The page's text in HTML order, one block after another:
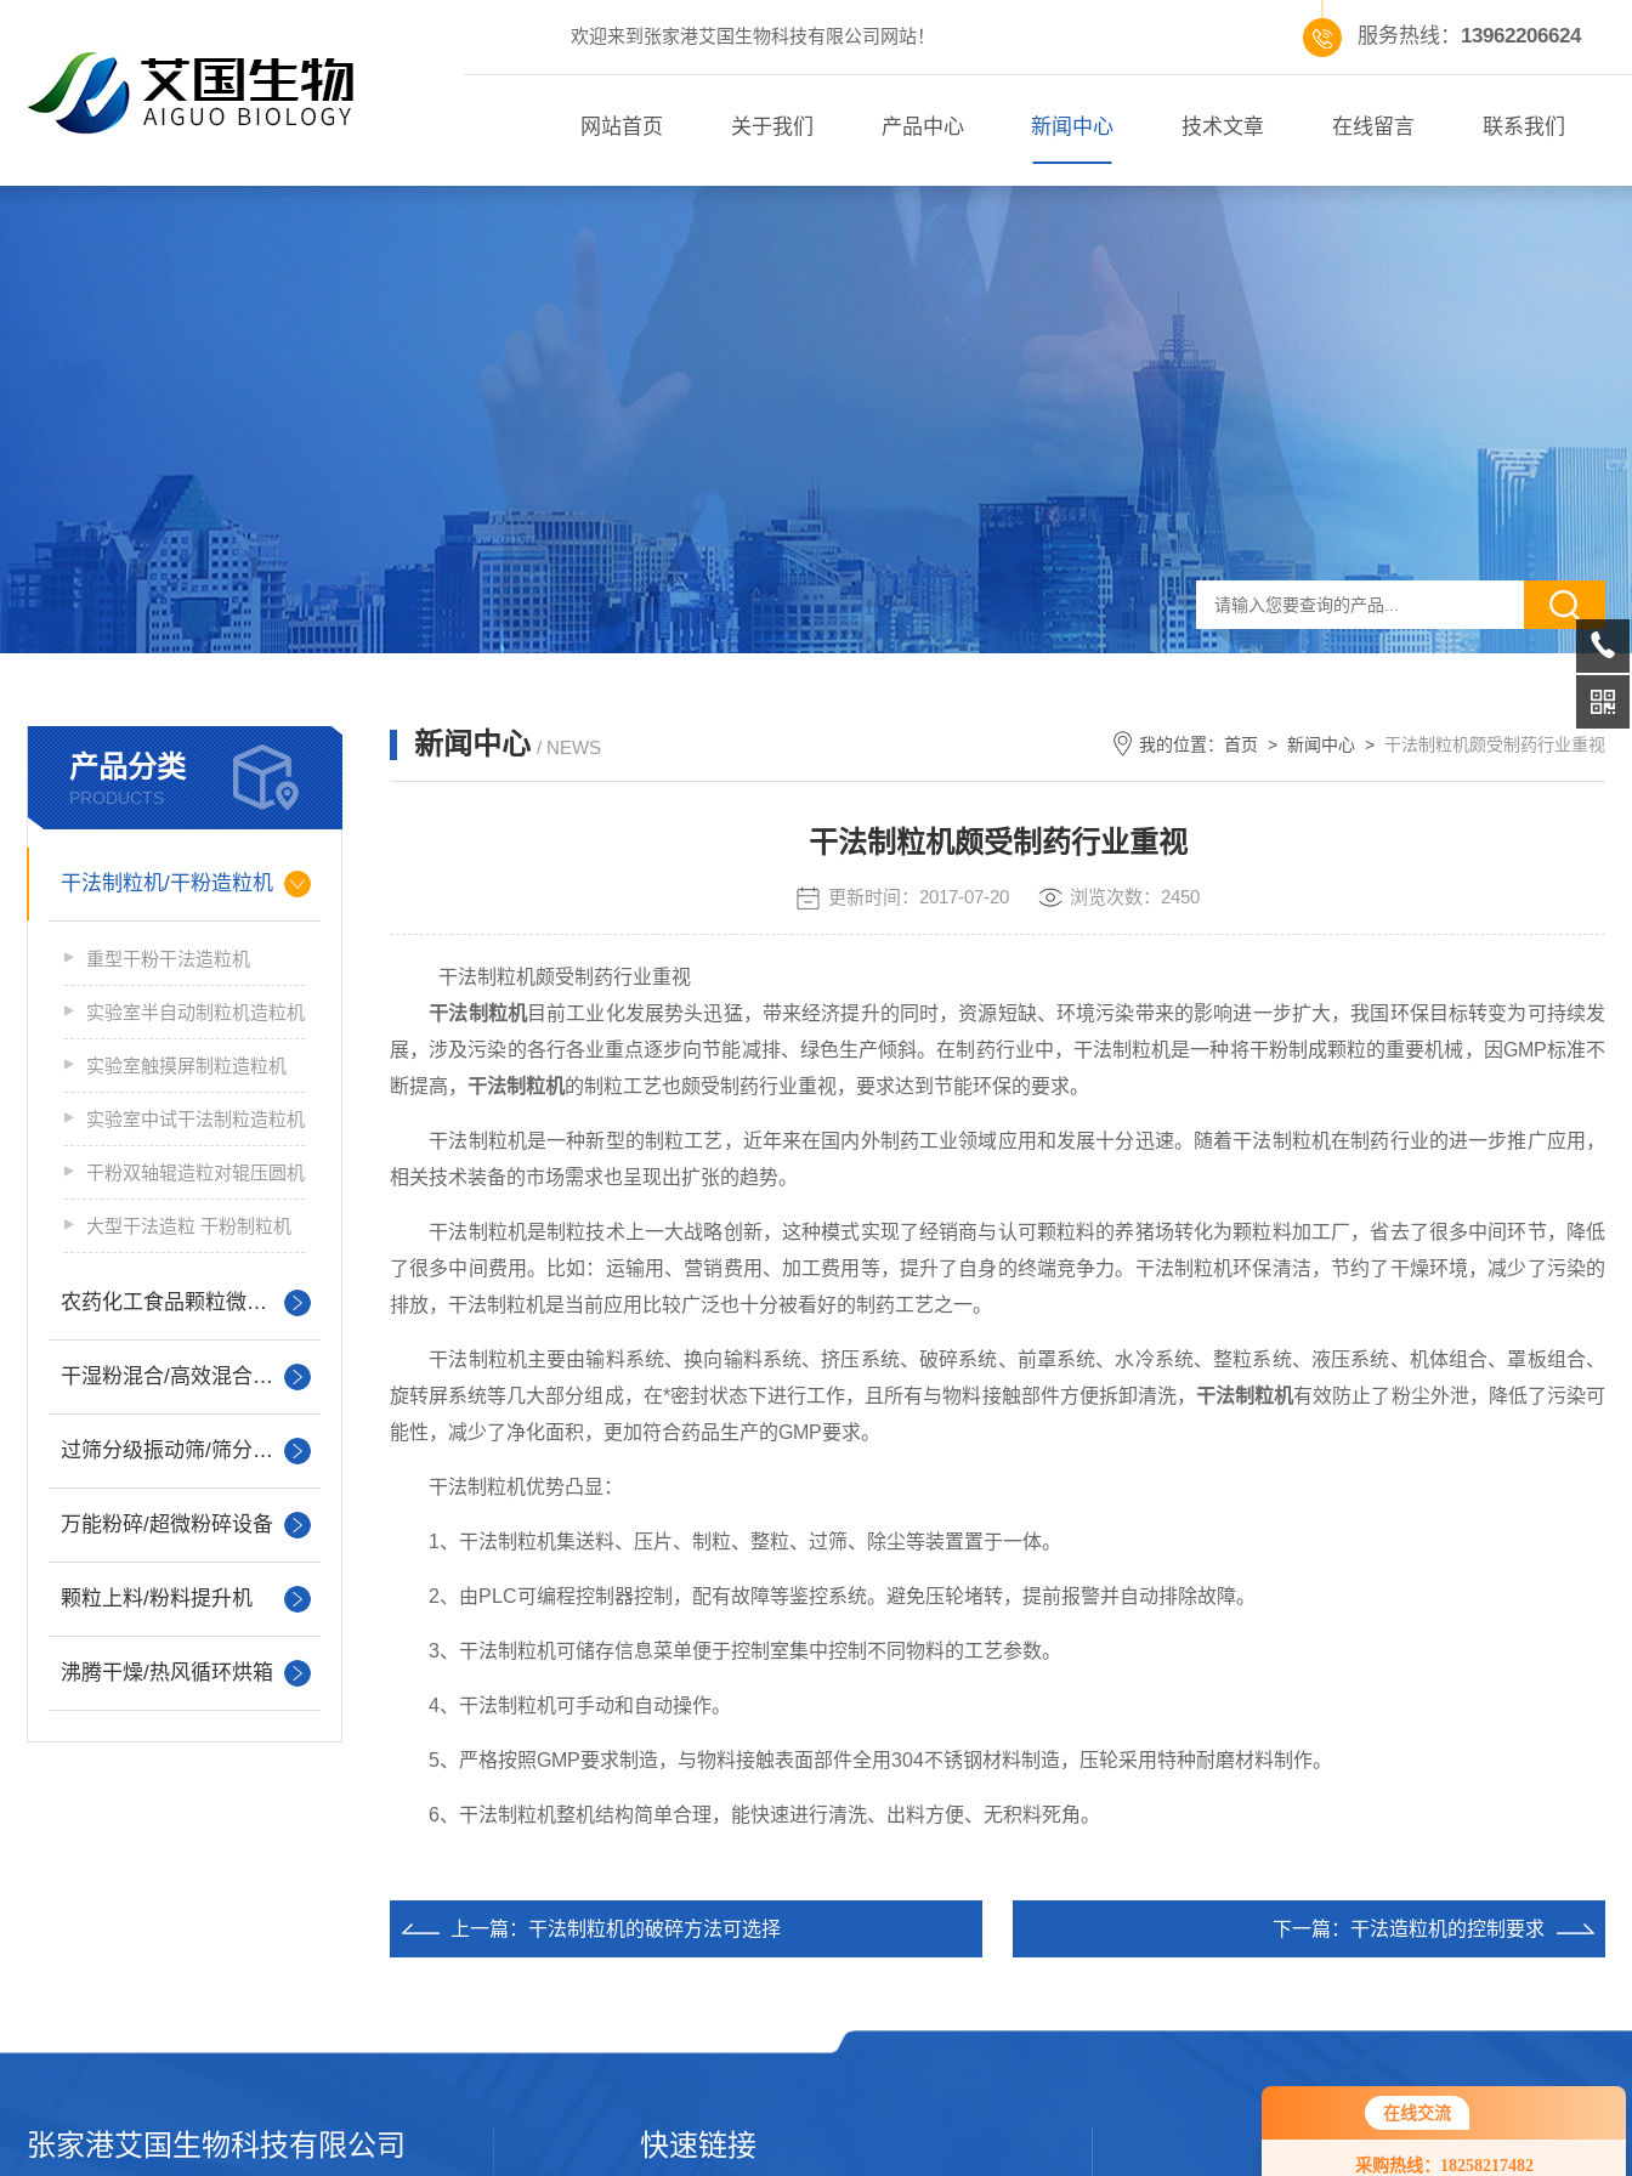
在线交流
采购热线：18258217482
欢迎来到张家港艾国生物科技有限公司网站！ 服务热线： 13962206624
网站首页 关于我们 产品中心 新闻中心 技术文章 在线留言 联系我们
产品分类
PRODUCTS
干法制粒机/干粉造粒机
重型干粉干法造粒机
实验室半自动制粒机造粒机
实验室触摸屏制粒造粒机
实验室中试干法制粒造粒机
干粉双轴辊造粒对辊压圆机
大型干法造粒 干粉制粒机
农药化工食品颗粒微丸制粒
干湿粉混合/高效混合设备
过筛分级振动筛/筛分设备
万能粉碎/超微粉碎设备
颗粒上料/粉料提升机
沸腾干燥/热风循环烘箱
新闻中心 / NEWS 我的位置： 首页 > 新闻中心 > 干法制粒机颇受制药行业重视
干法制粒机颇受制药行业重视
更新时间：2017-07-20 浏览次数：2450
干法制粒机颇受制药行业重视
干法制粒机目前工业化发展势头迅猛，带来经济提升的同时，资源短缺、环境污染带来的影响进一步扩大，我国环保目标转变为可持续发
展，涉及污染的各行各业重点逐步向节能减排、绿色生产倾斜。在制药行业中，干法制粒机是一种将干粉制成颗粒的重要机械，因GMP标准不
断提高， 干法制粒机的制粒工艺也颇受制药行业重视，要求达到节能环保的要求。
干法制粒机是一种新型的制粒工艺，近年来在国内外制药工业领域应用和发展十分迅速。随着干法制粒机在制药行业的进一步推广应用，
相关技术装备的市场需求也呈现出扩张的趋势。
干法制粒机是制粒技术上一大战略创新，这种模式实现了经销商与认可颗粒料的养猪场转化为颗粒料加工厂，省去了很多中间环节，降低
了很多中间费用。比如：运输用、营销费用、加工费用等，提升了自身的终端竞争力。干法制粒机环保清洁，节约了干燥环境，减少了污染的
排放，干法制粒机是当前应用比较广泛也十分被看好的制药工艺之一。
干法制粒机主要由输料系统、换向输料系统、挤压系统、破碎系统、前罩系统、水冷系统、整粒系统、液压系统、机体组合、罩板组合、
旋转屏系统等几大部分组成，在*密封状态下进行工作，且所有与物料接触部件方便拆卸清洗， 干法制粒机有效防止了粉尘外泄，降低了污染可
能性，减少了净化面积，更加符合药品生产的GMP要求。
干法制粒机优势凸显：
1、干法制粒机集送料、压片、制粒、整粒、过筛、除尘等装置置于一体。
2、由PLC可编程控制器控制，配有故障等鉴控系统。避免压轮堵转，提前报警并自动排除故障。
3、干法制粒机可储存信息菜单便于控制室集中控制不同物料的工艺参数。
4、干法制粒机可手动和自动操作。
5、严格按照GMP要求制造，与物料接触表面部件全用304不锈钢材料制造，压轮采用特种耐磨材料制作。
6、干法制粒机整机结构简单合理，能快速进行清洗、出料方便、无积料死角。
上一篇： 干法制粒机的破碎方法可选择 下一篇： 干法造粒机的控制要求
张家港艾国生物科技有限公司 快速链接